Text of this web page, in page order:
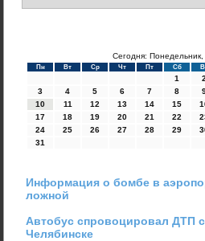
Сегодня: Понедельник,
Пн Вт Ср Чт Пт Сб
1
2
3
4 5 6 7 8
10
11 12 13 14 15
17
18 19 20 21 22
24
25 26 27 28 29
31
Информация о бомбе в
ложной
Автобус спровоцировал ДТП
Челябинске